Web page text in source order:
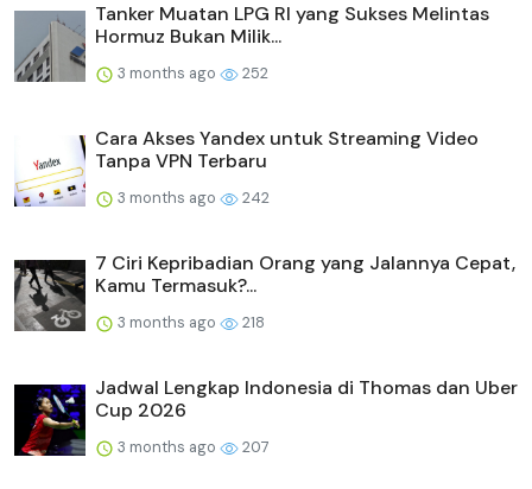
Tanker Muatan LPG RI yang Sukses Melintas
Hormuz Bukan Milik...
3 months ago 252
Cara Akses Yandex untuk Streaming Video
Tanpa VPN Terbaru
3 months ago 242
7 Ciri Kepribadian Orang yang Jalannya Cepat,
Kamu Termasuk?...
3 months ago 218
Jadwal Lengkap Indonesia di Thomas dan Uber
Cup 2026
3 months ago 207